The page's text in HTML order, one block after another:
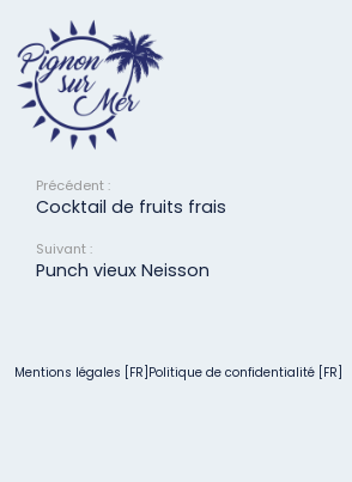
Virgin Mojito
6 avril 2022
Précédent :
Cocktail de fruits frais
Suivant :
Punch vieux Neisson
Mentions légales [FR] Politique de confidentialité [FR]